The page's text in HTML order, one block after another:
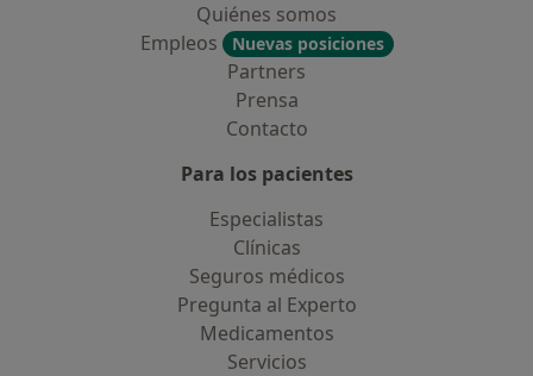
Quiénes somos
Empleos
Nuevas posiciones
Partners
Prensa
Contacto
Para los pacientes
Especialistas
Clínicas
Seguros médicos
Pregunta al Experto
Medicamentos
Servicios